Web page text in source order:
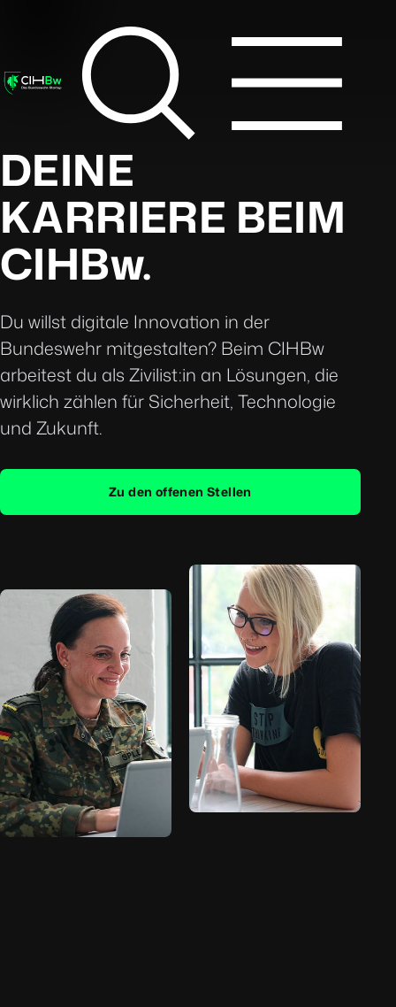
DEINE
KARRIERE BEIM
CIHBw.
Du willst digitale Innovation in der
Bundeswehr mitgestalten? Beim CIHBw
arbeitest du als Zivilist:in an Lösungen, die
wirklich zählen für Sicherheit, Technologie
und Zukunft.
Zu den offenen Stellen